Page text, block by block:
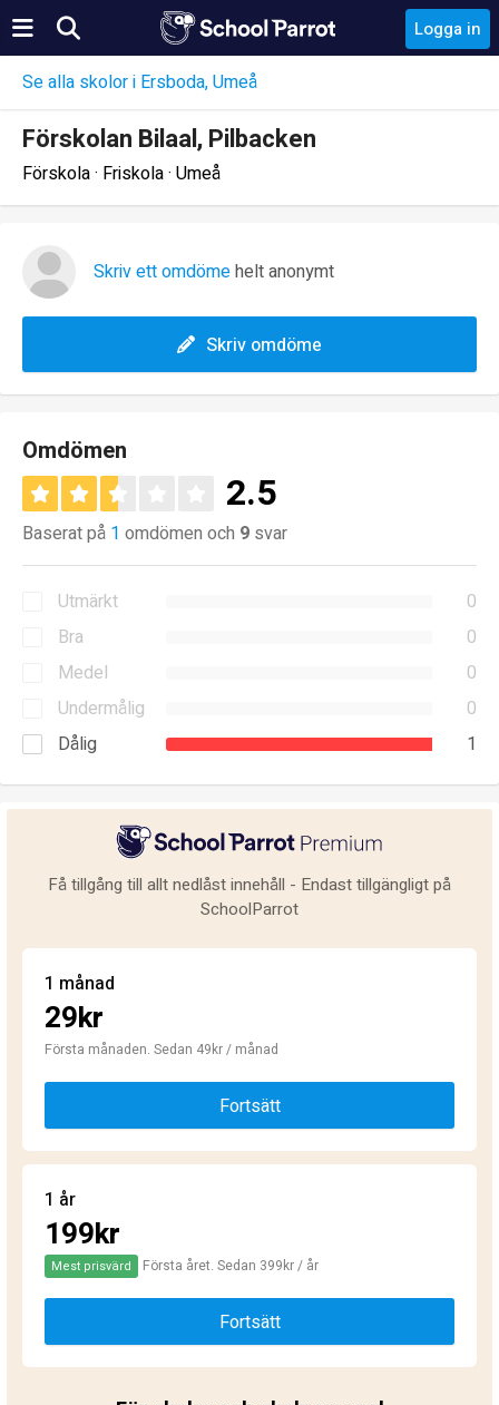
Logga in
Se alla skolor i Ersboda, Umeå
Förskolan Bilaal, Pilbacken
Förskola · Friskola · Umeå
Skriv ett omdömehelt anonymt
Skriv omdöme
Omdömen
2.5
Baserat på 1 omdömen och 9 svar
Utmärkt
0
Bra
0
Medel
0
Undermålig
0
Dålig
1
Få tillgång till allt nedlåst innehåll - Endast tillgängligt på
SchoolParrot
1 månad
29kr
Första månaden. Sedan 49kr / månad
Fortsätt
1 år
199kr
Mest prisvärd Första året. Sedan 399kr / år
Fortsätt